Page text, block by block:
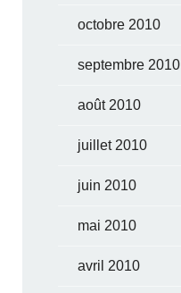
octobre 2010
septembre 2010
août 2010
juillet 2010
juin 2010
mai 2010
avril 2010